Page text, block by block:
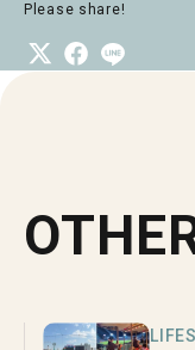
Please share!